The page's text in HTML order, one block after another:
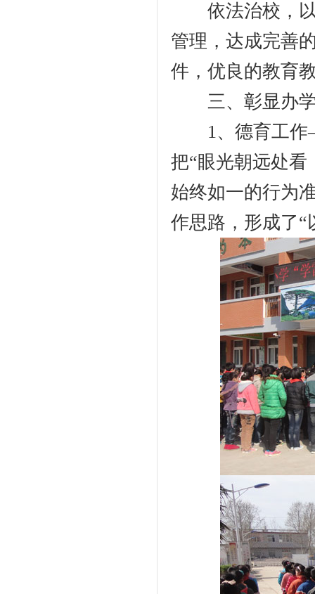
依法治校，以
管理，达成完善
件，优良的教育
三、彰显办学
1、德育工作
把“眼光朝远处看
始终如一的行为
作思路，形成了“